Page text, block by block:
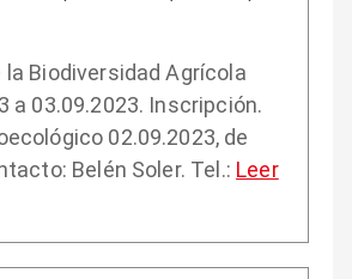
la Biodiversidad Agrícola
a 03.09.2023. Inscripción.
02.09.2023, de
Belén Soler. Tel.: Leer